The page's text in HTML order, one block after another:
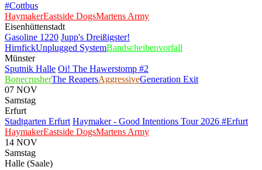
#Cottbus
HaymakerEastside DogsMartens Army
Eisenhüttenstadt
Gasoline 1220 Jupp's Dreißigster!
HirnfickUnplugged SystemBandscheibenvorfall
Münster
Sputnik Halle Oi! The Hawerstomp #2
BonecrusherThe ReapersAggressiveGeneration Exit
07 NOV
Samstag
Erfurt
Stadtgarten Erfurt Haymaker - Good Intentions Tour 2026 #Erfurt
HaymakerEastside DogsMartens Army
14 NOV
Samstag
Halle (Saale)